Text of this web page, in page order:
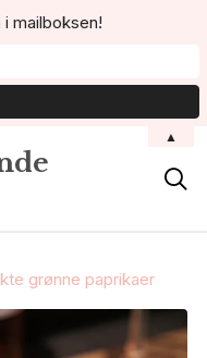

grønne paprikaer
mailboksen!
▲